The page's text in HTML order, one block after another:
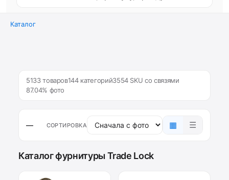
Каталог
5133 товаров144 категорий3554 SKU со связями
87.04% фото
— СОРТИРОВКА ▦ ☰
Каталог фурнитуры Trade Lock